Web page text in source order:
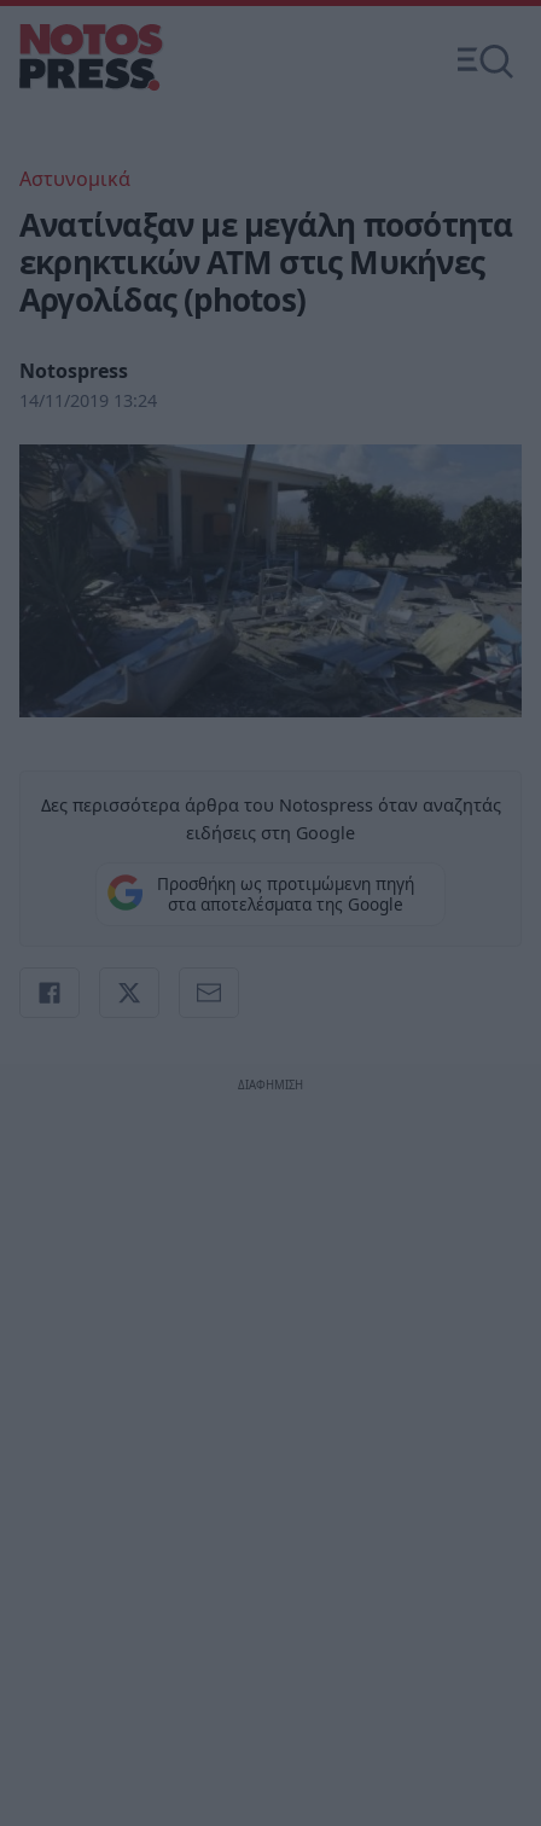
Αστυνομικά
Ανατίναξαν με μεγάλη ποσότητα
εκρηκτικών ΑΤΜ στις Μυκήνες
Αργολίδας (photos)
Notospress
14/11/2019 13:24
Δες περισσότερα άρθρα του Notospress όταν αναζητάς
ειδήσεις στη Google
Προσθήκη ως προτιμώμενη πηγή
στα αποτελέσματα της Google